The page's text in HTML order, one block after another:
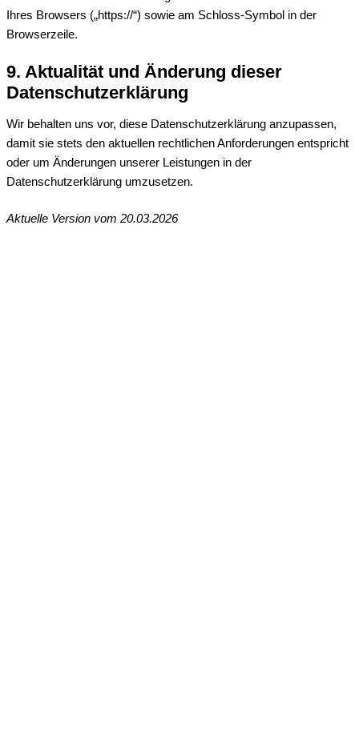
Ihres Browsers („https://“) sowie am Schloss-Symbol in der
Browserzeile.
9. Aktualität und Änderung dieser
Datenschutzerklärung
Wir behalten uns vor, diese Datenschutzerklärung anzupassen,
damit sie stets den aktuellen rechtlichen Anforderungen entspricht
oder um Änderungen unserer Leistungen in der
Datenschutzerklärung umzusetzen.
Aktuelle Version vom 20.03.2026